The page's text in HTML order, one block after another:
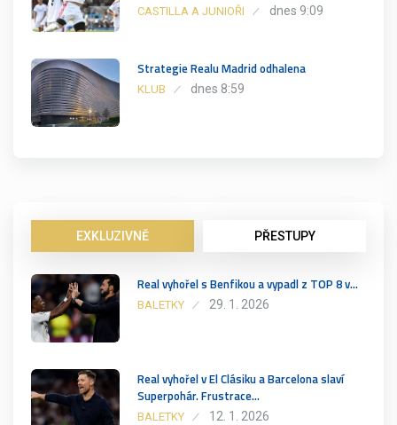
CASTILLA A JUNIOŘI dnes 9:09
Strategie Realu Madrid odhalena
KLUB dnes 8:59
EXKLUZIVNĚ PŘESTUPY
Real vyhořel s Benfikou a vypadl z TOP 8 v…
BALETKY 29. 1. 2026
Real vyhořel v El Clásiku a Barcelona slaví
Superpohár. Frustrace…
BALETKY 12. 1. 2026